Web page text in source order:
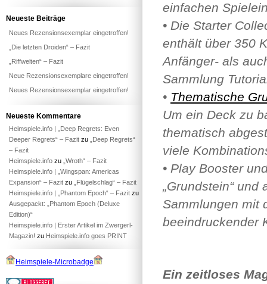
einfachen
• Die Starter
enthält über 350
Anfänger- als
Sammlung
• Thematische
Um ein Deck zu
thematisch
viele
• Play Booster
„Grundstein“
Sammlungen mit
beeindruckender
Ein zeitloses
Neueste Beiträge
Neues Rezensionsexemplar eingetroffen!
„Die letzten Droiden“ – Fazit
„Riffwelten“ – Fazit
Neue Rezensionsexemplare eingetroffen!
Neues Rezensionsexemplar eingetroffen!
Neueste Kommentare
Heimspiele.info | „Deep Regrets: Even
Deeper Regrets“ – Fazit zu
„Deep Regrets“
– Fazit
Heimspiele.info zu „Wroth“ – Fazit
Heimspiele.info | „Wingspan: Americas
Expansion“ – Fazit zu
„Flügelschlag“ – Fazit
Heimspiele.info | „Phantom Epoch“ – Fazit zu
Ausgepackt: „Phantom Epoch (Deluxe
Edition)“
Heimspiele.info | Erster Artikel im Zwergerl-
Magazin! zu Heimspiele.info goes PRINT
Heimspiele-Microbadge